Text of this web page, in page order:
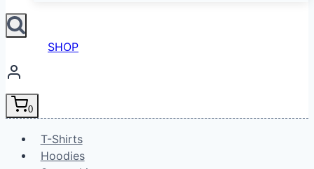
SHOP
0
T-Shirts
Hoodies